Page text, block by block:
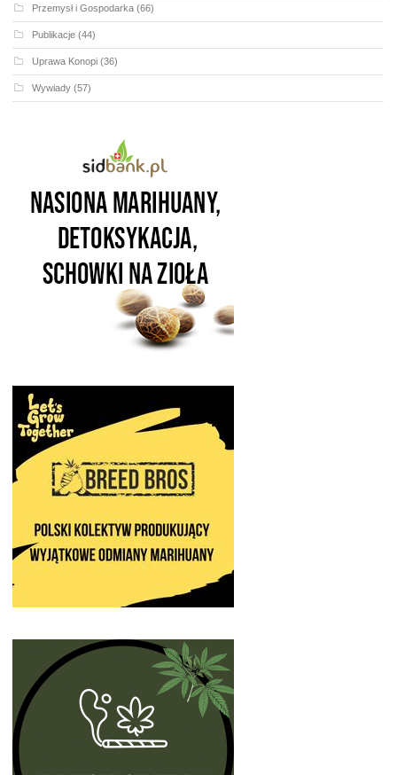
Przemysł i Gospodarka (66)
Publikacje (44)
Uprawa Konopi (36)
Wywiady (57)